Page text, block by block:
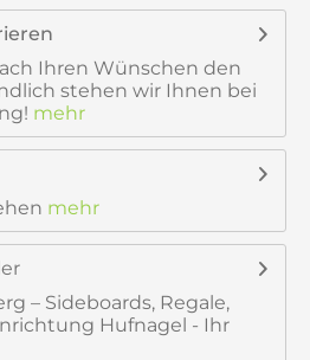
Ihren Wünschen den
stehen wir Ihnen bei
mehr
mehr
– Sideboards, Regale,
Hufnagel - Ihr